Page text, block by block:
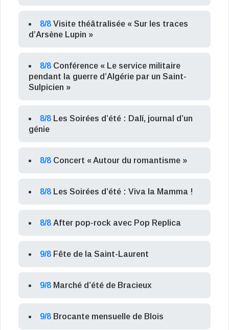
8/8 Visite théâtralisée « Sur les traces
d’Arsène Lupin »
8/8 Conférence « Le service militaire
pendant la guerre d’Algérie par un Saint-
Sulpicien »
8/8 Les Soirées d’été : Dalí, journal d’un
génie
8/8 Concert « Autour du romantisme »
8/8 Les Soirées d’été : Viva la Mamma !
8/8 After pop-rock avec Pop Replica
9/8 Fête de la Saint-Laurent
9/8 Marché d’été de Bracieux
9/8 Brocante mensuelle de Blois